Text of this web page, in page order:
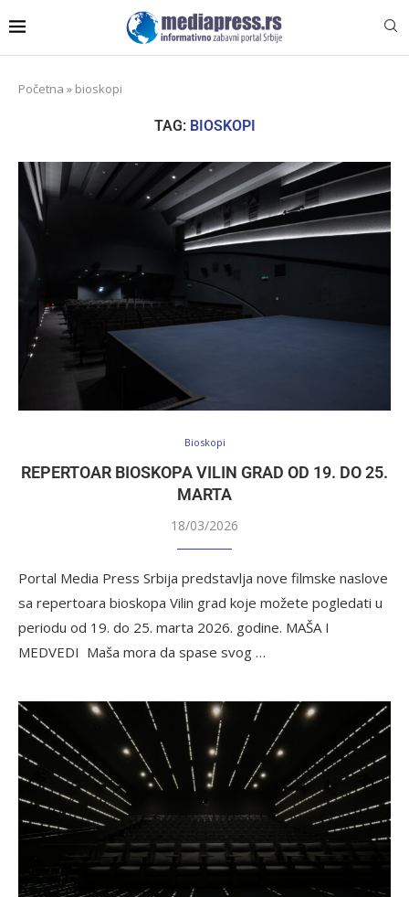
Početna » bioskopi
TAG: BIOSKOPI
Bioskopi
REPERTOAR BIOSKOPA VILIN GRAD OD 19. DO 25.
MARTA
18/03/2026
Portal Media Press Srbija predstavlja nove filmske naslove
sa repertoara bioskopa Vilin grad koje možete pogledati u
periodu od 19. do 25. marta 2026. godine. MAŠA I
MEDVEDI Maša mora da spase svog …